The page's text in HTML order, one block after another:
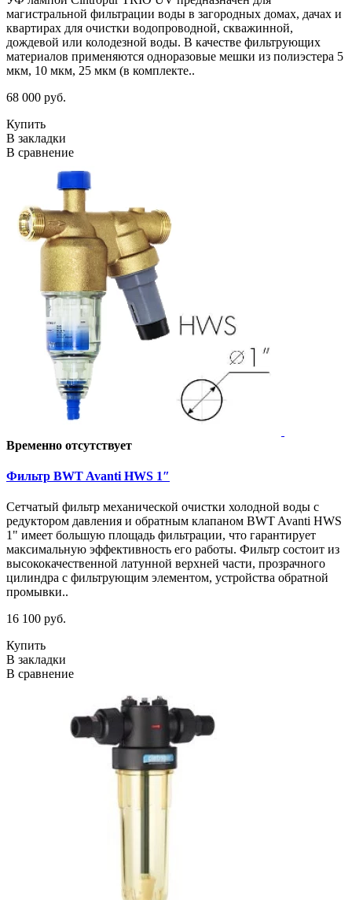
магистральной фильтрации воды в загородных домах, дачах и
квартирах для очистки водопроводной, скважинной,
дождевой или колодезной воды. В качестве фильтрующих
материалов применяются одноразовые мешки из полиэстера 5
мкм, 10 мкм, 25 мкм (в комплекте..
68 000 руб.
Купить
В закладки
В сравнение
Временно отсутствует
Фильтр BWT Avanti HWS 1″
Сетчатый фильтр механической очистки холодной воды с
редуктором давления и обратным клапаном BWT Avanti HWS
1" имеет большую площадь фильтрации, что гарантирует
максимальную эффективность его работы. Фильтр состоит из
высококачественной латунной верхней части, прозрачного
цилиндра с фильтрующим элементом, устройства обратной
промывки..
16 100 руб.
Купить
В закладки
В сравнение